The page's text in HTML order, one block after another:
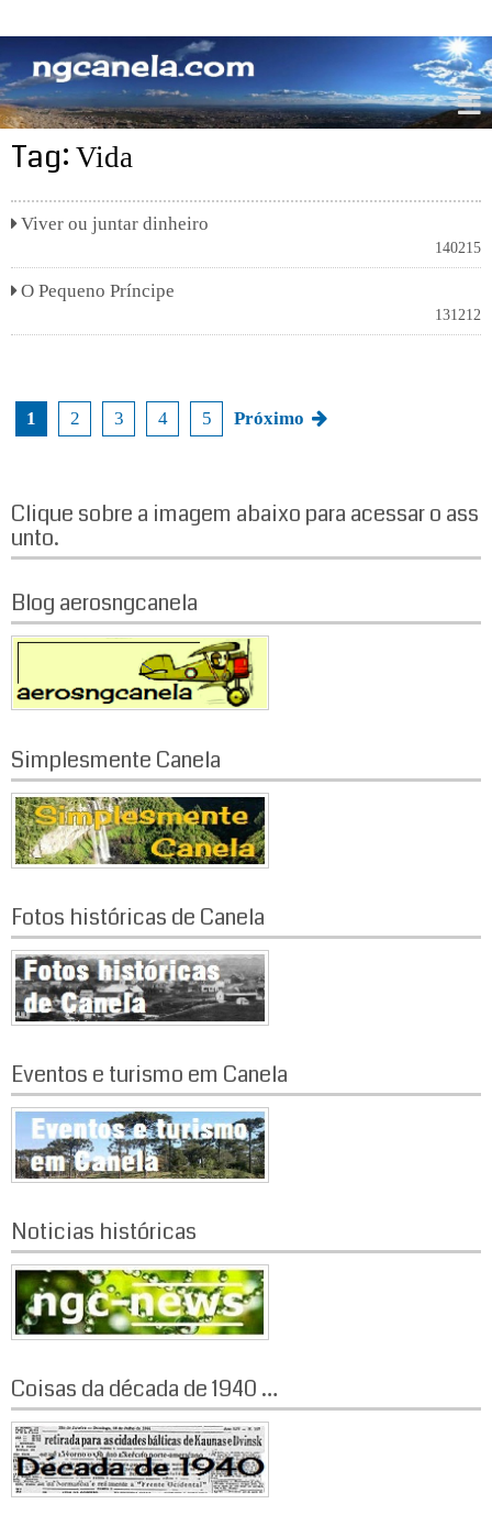
Tag: Vida
Viver ou juntar dinheiro
140215
O Pequeno Príncipe
131212
N
v
e
g
a
ç
o
p
o
r
p
o
s
t
s
1 2 3 4 5 Próximo
Clique sobre a imagem abaixo para acessar o ass
unto.
Blog aerosngcanela
Simplesmente Canela
Fotos históricas de Canela
Eventos e turismo em Canela
Noticias históricas
Coisas da década de 1940 …